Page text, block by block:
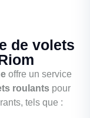
de volets
offre un service
roulants pour
tels que :